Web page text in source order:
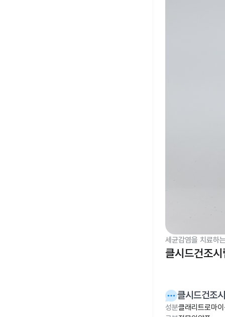
세균감염을 치료하
클시드건조
클시드건
성분클래리트로마